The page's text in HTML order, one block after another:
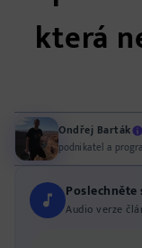
která
Ondřej Barták
podnikatel a
Audio verze